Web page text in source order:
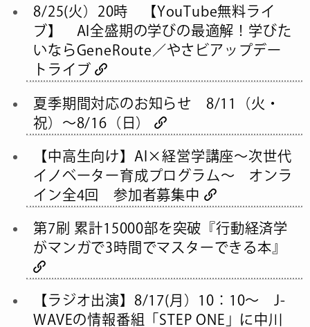
8/25(火）20時 【YouTube無料ライ
ブ】 AI全盛期の学びの最適解！学びた
いならGeneRoute／やさビアップデー
トライブ
夏季期間対応のお知らせ 8/11（火・
祝）～8/16（日）
【中高生向け】AI×経営学講座～次世代
イノベーター育成プログラム～ オンラ
イン全4回 参加者募集中
第7刷 累計15000部を突破『行動経済学
がマンガで3時間でマスターできる本』
【ラジオ出演】8/17(月）10：10～ J-
WAVEの情報番組「STEP ONE」に中川